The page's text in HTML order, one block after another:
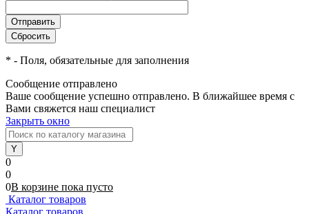
* - Поля, обязательные для заполнения
Сообщение отправлено
Ваше сообщение успешно отправлено. В ближайшее время с
Вами свяжется наш специалист
Закрыть окно
0
0
0В корзине пока пусто
Каталог товаров
Каталог товаров